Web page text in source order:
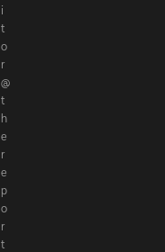
d
i
t
o
r
@
t
h
e
r
e
p
o
r